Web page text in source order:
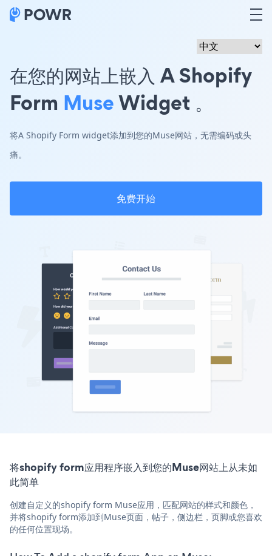
在您的网站上嵌入 A Shopify
Form MuseWidget 。
将A Shopify Form widget添加到您的Muse网站，无需编码或头
痛。
免费开始
将shopify form应用程序嵌入到您的Muse网站上从未如
此简单
创建自定义的shopify form Muse应用，匹配网站的样式和颜色，
并将shopify form添加到Muse页面，帖子，侧边栏，页脚或您喜欢
的任何位置现场。